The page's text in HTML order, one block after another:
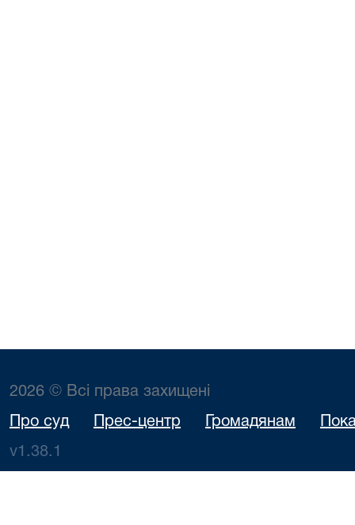
2026 © Всі права захищені
Про суд Прес-центр Громадянам
v1.38.1